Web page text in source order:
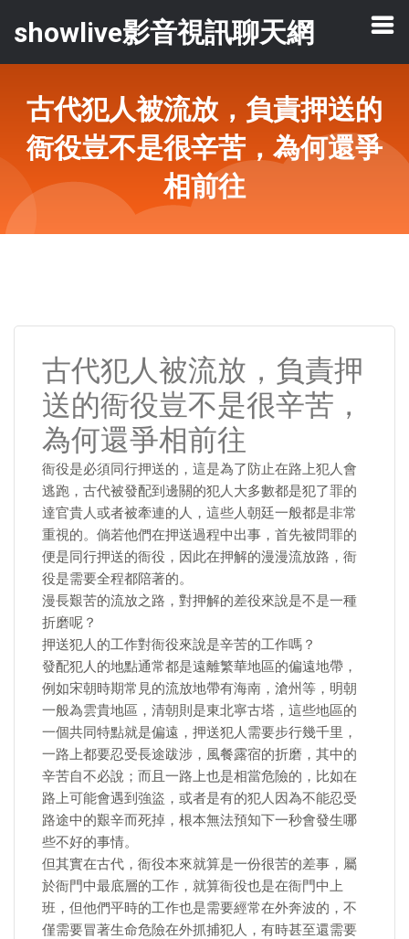
showlive影音視訊聊天網
古代犯人被流放，負責押送的
衙役豈不是很辛苦，為何還爭
相前往
古代犯人被流放，負責押
送的衙役豈不是很辛苦，
為何還爭相前往
衙役是必須同行押送的，這是為了防止在路上犯人會
逃跑，古代被發配到邊關的犯人大多數都是犯了罪的
達官貴人或者被牽連的人，這些人朝廷一般都是非常
重視的。倘若他們在押送過程中出事，首先被問罪的
便是同行押送的衙役，因此在押解的漫漫流放路，衙
役是需要全程都陪著的。
漫長艱苦的流放之路，對押解的差役來說是不是一種
折磨呢？
押送犯人的工作對衙役來說是辛苦的工作嗎？
發配犯人的地點通常都是遠離繁華地區的偏遠地帶，
例如宋朝時期常見的流放地帶有海南，滄州等，明朝
一般為雲貴地區，清朝則是東北寧古塔，這些地區的
一個共同特點就是偏遠，押送犯人需要步行幾千里，
一路上都要忍受長途跋涉，風餐露宿的折磨，其中的
辛苦自不必說；而且一路上也是相當危險的，比如在
路上可能會遇到強盜，或者是有的犯人因為不能忍受
路途中的艱辛而死掉，根本無法預知下一秒會發生哪
些不好的事情。
但其實在古代，衙役本來就算是一份很苦的差事，屬
於衙門中最底層的工作，就算衙役也是在衙門中上
班，但他們平時的工作也是需要經常在外奔波的，不
僅需要冒著生命危險在外抓捕犯人，有時甚至還需要